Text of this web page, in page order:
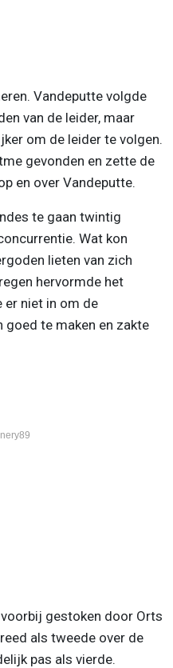
Vandeputte volgde
van de leider, maar
om de leider te volgen.
gevonden en zette de
en over Vandeputte.
te gaan twintig
Wat kon
lieten van zich
hervormde het
er niet in om de
te maken en zakte
gestoken door Orts
als tweede over de
pas als vierde.